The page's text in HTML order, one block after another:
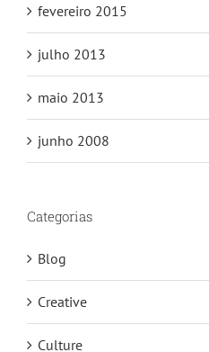
fevereiro 2015
julho 2013
maio 2013
junho 2008
Categorias
Blog
Creative
Culture